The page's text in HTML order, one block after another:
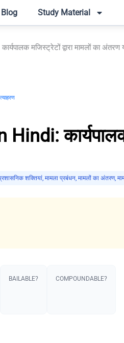
Blog Study Material
मजिस्ट्रेटों द्वारा मामलों का अंतरण
कार्यपालक
शक्तियां मामला प्रबंधन मामलों का अंतरण,
BAILABLE? COMPOUNDABLE?